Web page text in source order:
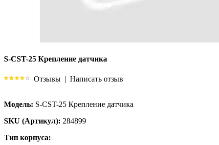
S-CST-25 Крепление датчика
Отзывы | Написать отзыв
Модель: S-CST-25 Крепление датчика
SKU (Артикул): 284899
Тип корпуса: